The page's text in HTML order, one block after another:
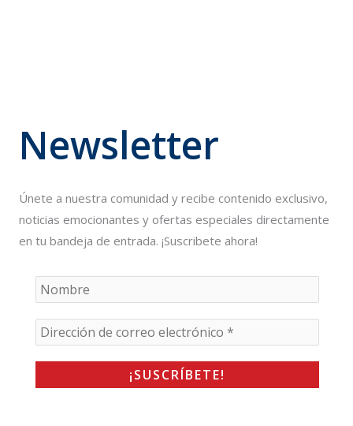
Newsletter
Únete a nuestra comunidad y recibe contenido exclusivo,
noticias emocionantes y ofertas especiales directamente
en tu bandeja de entrada. ¡Suscribete ahora!